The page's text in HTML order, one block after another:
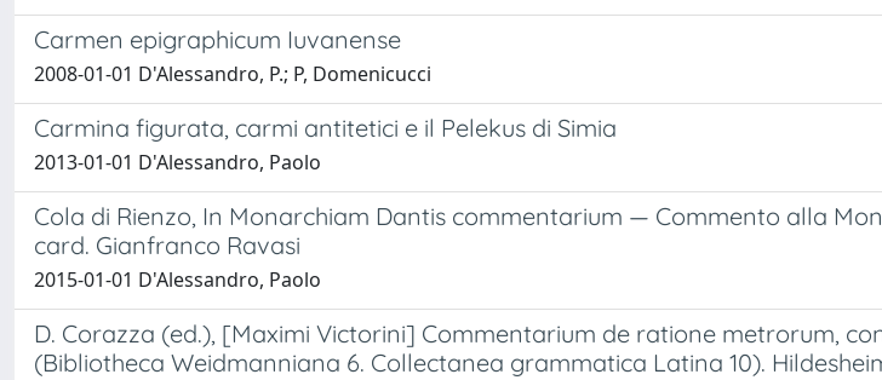
Carmen epigraphicum Iuvanense
2008-01-01 D'Alessandro, P.; P, Domenicucci
Carmina figurata, carmi antitetici e il Pelekus di Simia
2013-01-01 D'Alessandro, Paolo
Cola di Rienzo, In Monarchiam Dantis commentarium — Commento alla
card. Gianfranco Ravasi
2015-01-01 D'Alessandro, Paolo
D. Corazza (ed.), [Maximi Victorini] Commentarium de ratione metrorum,
(Bibliotheca Weidmanniana 6. Collectanea grammatica Latina 10).